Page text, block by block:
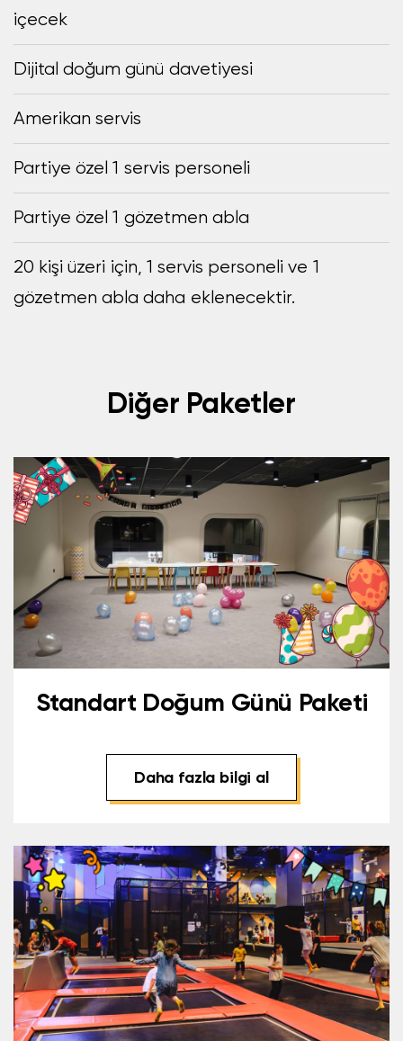
içecek
Dijital doğum günü davetiyesi
Amerikan servis
Partiye özel 1 servis personeli
Partiye özel 1 gözetmen abla
20 kişi üzeri için, 1 servis personeli ve 1
gözetmen abla daha eklenecektir.
Diğer Paketler
Standart Doğum Günü Paketi
Daha fazla bilgi al